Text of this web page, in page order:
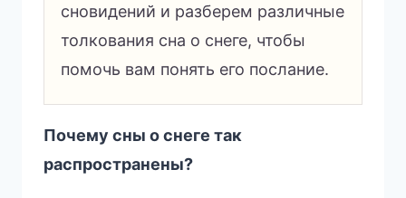
сновидений и разберем различные
толкования сна о снеге, чтобы
помочь вам понять его послание.
Почему сны о снеге так
распространены?